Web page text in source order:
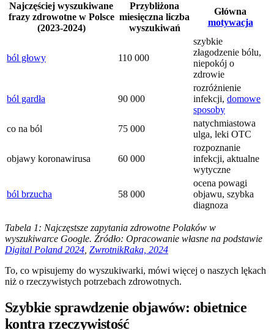
Najczęściej wyszukiwane
frazy zdrowotne w Polsce
(2023-2024)
Przybliżona
miesięczna liczba
wyszukiwań
Główna
motywacja
ból głowy 110 000
szybkie
złagodzenie bólu,
niepokój o
zdrowie
ból gardła 90 000
rozróżnienie
infekcji, domowe
sposoby
co na ból
75 000
natychmiastowa
ulga, leki OTC
objawy koronawirusa 60 000
rozpoznanie
infekcji, aktualne
wytyczne
ból brzucha 58 000
ocena powagi
objawu, szybka
diagnoza
Tabela 1: Najczęstsze zapytania zdrowotne Polaków w
wyszukiwarce Google. Źródło: Opracowanie własne na podstawie
Digital Poland 2024 ZwrotnikRaka, 2024
To, co wpisujemy do wyszukiwarki, mówi więcej o naszych lękach
niż o rzeczywistych potrzebach zdrowotnych.
Szybkie sprawdzenie objawów: obietnice
kontra rzeczywistość